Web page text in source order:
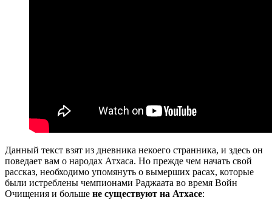
Данный текст взят из дневника некоего странника, и здесь он
поведает вам о народах Атхаса. Но прежде чем начать свой
рассказ, необходимо упомянуть о вымерших расах, которые
были истреблены чемпионами Раджаата во время Войн
Очищения и больше не существуют на Атхасе: